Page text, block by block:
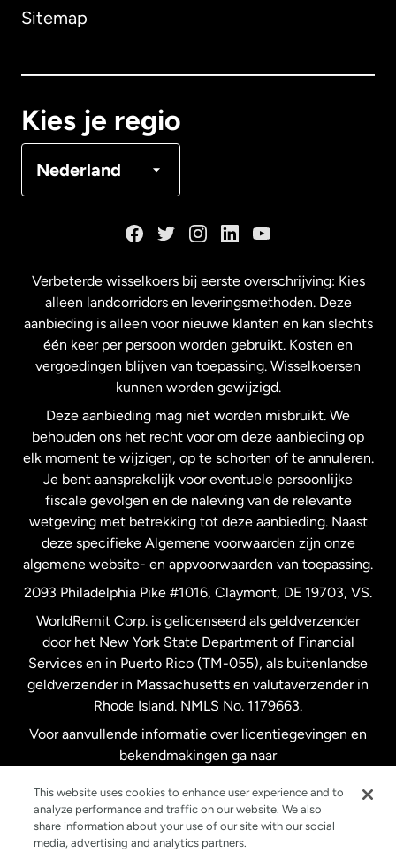
Sitemap
Kies je regio
Nederland
Maleisië
Nederland
Nieuw-Zeeland
Spanje
Verenigd Koninkrijk
Verenigde Staten English
Verenigde Staten Español
Zweden
Verbeterde wisselkoers bij eerste overschrijving: Kies
alleen landcorridors en leveringsmethoden. Deze
aanbieding is alleen voor nieuwe klanten en kan slechts
één keer per persoon worden gebruikt. Kosten en
vergoedingen blijven van toepassing. Wisselkoersen
kunnen worden gewijzigd.
Deze aanbieding mag niet worden misbruikt. We
behouden ons het recht voor om deze aanbieding op
elk moment te wijzigen, op te schorten of te annuleren.
Je bent aansprakelijk voor eventuele persoonlijke
fiscale gevolgen en de naleving van de relevante
wetgeving met betrekking tot deze aanbieding. Naast
deze specifieke Algemene voorwaarden zijn onze
algemene website- en appvoorwaarden van toepassing.
2093 Philadelphia Pike #1016, Claymont, DE 19703, VS.
WorldRemit Corp. is gelicenseerd als geldverzender
door het New York State Department of Financial
Services en in Puerto Rico (TM-055), als buitenlandse
geldverzender in Massachusetts en valutaverzender in
Rhode Island. NMLS No. 1179663.
Voor aanvullende informatie over licentiegevingen en
bekendmakingen ga naar
This website uses cookies to enhance user experience and to
analyze performance and traffic on our website. We also
share information about your use of our site with our social
media, advertising and analytics partners.